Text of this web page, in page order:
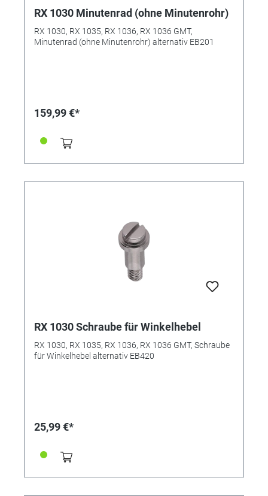
RX 1030 Minutenrad (ohne Minutenrohr)
RX 1030, RX 1035, RX 1036, RX 1036 GMT,
Minutenrad (ohne Minutenrohr) alternativ EB201
159,99 €*
RX 1030 Schraube für Winkelhebel
RX 1030, RX 1035, RX 1036, RX 1036 GMT, Schraube
für Winkelhebel alternativ EB420
25,99 €*